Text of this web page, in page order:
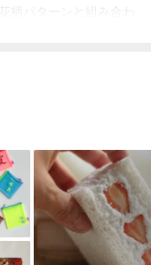
柄パターンと組み合わ
ョン花柄、クラシック
📂
な収納が可能に💊